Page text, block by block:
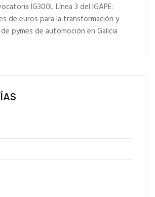
IG300L Línea 3 del IGAPE:
de euros para la transformación y
pymes de automoción en Galicia